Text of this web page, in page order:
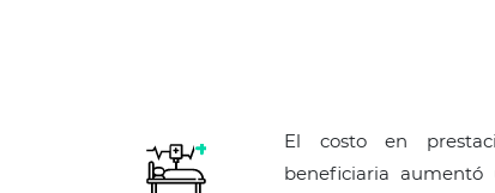
El costo en
beneficiaria